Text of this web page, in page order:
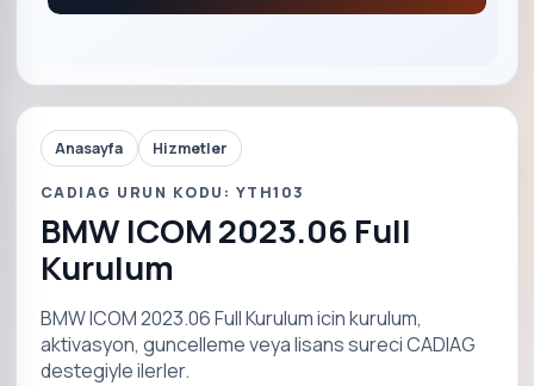
Anasayfa Hizmetler
CADIAG URUN KODU: YTH103
BMW ICOM 2023.06 Full
Kurulum
BMW ICOM 2023.06 Full Kurulum icin kurulum,
aktivasyon, guncelleme veya lisans sureci CADIAG
destegiyle ilerler.